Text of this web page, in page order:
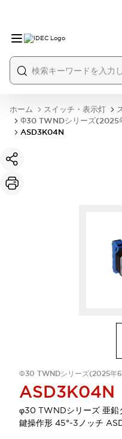
ホーム スイッチ・表示灯
Φ30 TWNDシリーズ(2025
ASD3K04N
Φ30 TWNDシリーズ(2025年6
ASD3K04N
φ30 TWNDシリーズ 亜鉛
鍵操作形 45°-3ノッチ